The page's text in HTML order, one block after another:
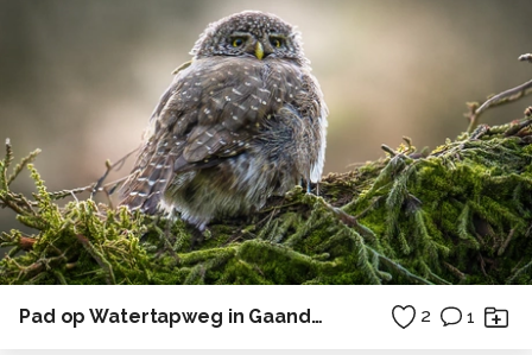
Pad op Watertapweg in Gaanderen 2 1